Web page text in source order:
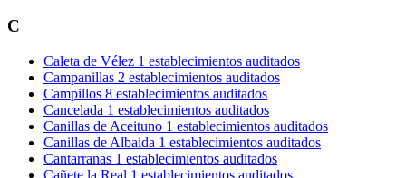
C
Caleta de Vélez 1 establecimientos auditados
Campanillas 2 establecimientos auditados
Campillos 8 establecimientos auditados
Cancelada 1 establecimientos auditados
Canillas de Aceituno 1 establecimientos auditados
Canillas de Albaida 1 establecimientos auditados
Cantarranas 1 establecimientos auditados
Cañete la Real 1 establecimientos auditados